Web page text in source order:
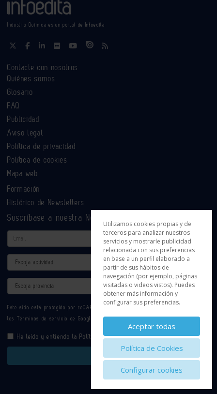
Industria Química es un portal de Infoedita
Contacte con nosotros
Quiénes somos
Glosario
FAQ
Publicidad
Aviso legal
Política de privacidad
Política de cookies
Mapa web
Formación
Histórico de Newsletters
Suscríbase a nuestra Newsletter
Email
Actividad
Provincia
Este sitio está protegido por reCAPTCHA y se aplican la
los Términos de servicio de Google.
He leído y entiendo la Política de Privacidad
Enviar
Utilizamos cookies propias y de
terceros para analizar nuestros
servicios y mostrarle publicidad
relacionada con sus preferencias
en base a un perfil elaborado a
partir de sus hábitos de
navegación (por ejemplo, páginas
visitadas o videos vistos). Puedes
obtener más información y
configurar sus preferencias.
Aceptar todas
Política de Cookies
Configurar cookies